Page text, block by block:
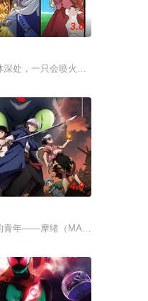
获得无上的荣耀，只因妖怪一辈
了受伤倒地的黑猫·罗睺。看似
中学。这是一个为获取可用于
3.0
深处，一只会喷火的龙，与一群能
格，一场围绕他们的双使战斗
而此刻找上门来的，竟是当年
奴隶商委托给一个学者辈出的家
4.0
青年——摩绪（MAO）。因"诅咒"